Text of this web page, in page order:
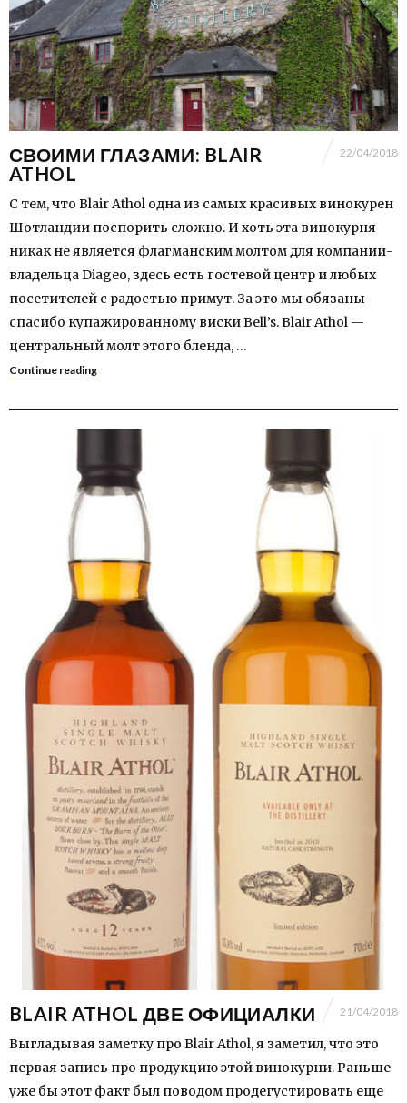
СВОИМИ ГЛАЗАМИ: BLAIR
ATHOL
22/04/2018
С тем, что Blair Athol одна из самых красивых винокурен
Шотландии поспорить сложно. И хоть эта винокурня
никак не является флагманским молтом для компании-
владельца Diageo, здесь есть гостевой центр и любых
посетителей с радостью примут. За это мы обязаны
спасибо купажированному виски Bell’s. Blair Athol —
центральный молт этого бленда, …
Continue reading
BLAIR ATHOL ДВЕ ОФИЦИАЛКИ 21/04/2018
Выгладывая заметку про Blair Athol, я заметил, что это
первая запись про продукцию этой винокурни. Раньше
уже бы этот факт был поводом продегустировать еще